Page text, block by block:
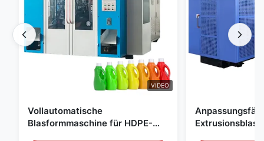
VIDEO
Vollautomatische
Blasformmaschine für HDPE-